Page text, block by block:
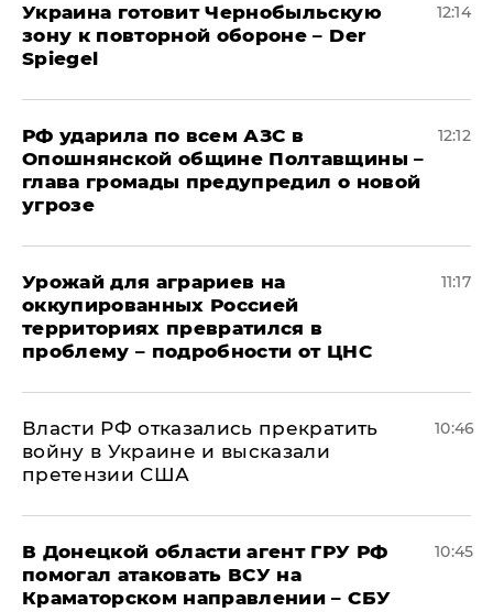
Украина готовит Чернобыльскую
зону к повторной обороне – Der
Spiegel
12:14
РФ ударила по всем АЗС в
Опошнянской общине Полтавщины –
глава громады предупредил о новой
угрозе
12:12
Урожай для аграриев на
оккупированных Россией
территориях превратился в
проблему – подробности от ЦНС
11:17
Власти РФ отказались прекратить
войну в Украине и высказали
претензии США
10:46
В Донецкой области агент ГРУ РФ
помогал атаковать ВСУ на
Краматорском направлении – СБУ
10:45